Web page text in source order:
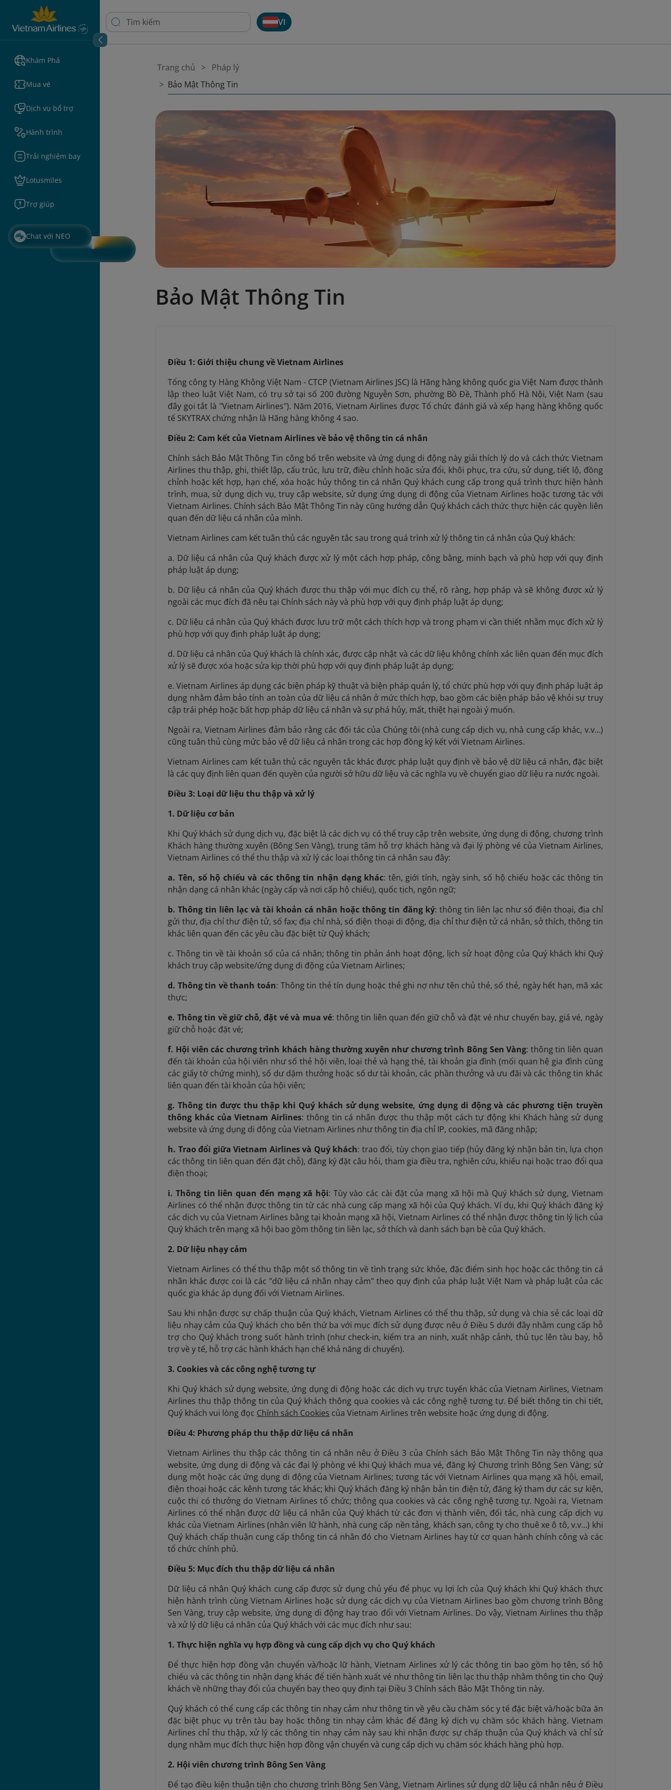
Khám Phá
Mua vé
Dịch vụ bổ trợ
Hành trình
Trải nghiệm bay
Lotusmiles
Trợ giúp
Chat với NEO
VI
Trang chủ
Pháp lý
Bảo Mật Thông Tin
Bảo Mật Thông Tin
Điều 1: Giới thiệu chung về Vietnam Airlines
Tổng công ty Hàng Không Việt Nam - CTCP (Vietnam Airlines JSC) là Hãng hàng không quốc gia Việt Nam được thành
lập theo luật Việt Nam, có trụ sở tại số 200 đường Nguyễn Sơn, phường Bồ Đề, Thành phố Hà Nội, Việt Nam (sau
đây gọi tắt là "Vietnam Airlines"). Năm 2016, Vietnam Airlines được Tổ chức đánh giá và xếp hạng hàng không quốc
tế SKYTRAX chứng nhận là Hãng hàng không 4 sao.
Điều 2: Cam kết của Vietnam Airlines về bảo vệ thông tin cá nhân
Chính sách Bảo Mật Thông Tin công bố trên website và ứng dụng di động này giải thích lý do và cách thức Vietnam
Airlines thu thập, ghi, thiết lập, cấu trúc, lưu trữ, điều chỉnh hoặc sửa đổi, khôi phục, tra cứu, sử dụng, tiết lộ, đồng
chỉnh hoặc kết hợp, hạn chế, xóa hoặc hủy thông tin cá nhân Quý khách cung cấp trong quá trình thực hiện hành
trình, mua, sử dụng dịch vụ, truy cập website, sử dụng ứng dụng di động của Vietnam Airlines hoặc tương tác với
Vietnam Airlines. Chính sách Bảo Mật Thông Tin này cũng hướng dẫn Quý khách cách thức thực hiện các quyền liên
quan đến dữ liệu cá nhân của mình.
Vietnam Airlines cam kết tuân thủ các nguyên tắc sau trong quá trình xử lý thông tin cá nhân của Quý khách:
a. Dữ liệu cá nhân của Quý khách được xử lý một cách hợp pháp, công bằng, minh bạch và phù hợp với quy định
pháp luật áp dụng;
b. Dữ liệu cá nhân của Quý khách được thu thập với mục đích cụ thể, rõ ràng, hợp pháp và sẽ không được xử lý
ngoài các mục đích đã nêu tại Chính sách này và phù hợp với quy định pháp luật áp dụng;
c. Dữ liệu cá nhân của Quý khách được lưu trữ một cách thích hợp và trong phạm vi cần thiết nhằm mục đích xử lý
phù hợp với quy định pháp luật áp dụng;
d. Dữ liệu cá nhân của Quý khách là chính xác, được cập nhật và các dữ liệu không chính xác liên quan đến mục đích
xử lý sẽ được xóa hoặc sửa kịp thời phù hợp với quy định pháp luật áp dụng;
e. Vietnam Airlines áp dụng các biện pháp kỹ thuật và biện pháp quản lý, tổ chức phù hợp với quy định pháp luật áp
dụng nhằm đảm bảo tính an toàn của dữ liệu cá nhân ở mức thích hợp, bao gồm các biện pháp bảo vệ khỏi sự truy
cập trái phép hoặc bất hợp pháp dữ liệu cá nhân và sự phá hủy, mất, thiệt hại ngoài ý muốn.
Ngoài ra, Vietnam Airlines đảm bảo rằng các đối tác của Chúng tôi (nhà cung cấp dịch vụ, nhà cung cấp khác, v.v…)
cũng tuân thủ cùng mức bảo vệ dữ liệu cá nhân trong các hợp đồng ký kết với Vietnam Airlines.
Vietnam Airlines cam kết tuân thủ các nguyên tắc khác được pháp luật quy định về bảo vệ dữ liệu cá nhân, đặc biệt
là các quy định liên quan đến quyền của người sở hữu dữ liệu và các nghĩa vụ về chuyển giao dữ liệu ra nước ngoài.
Điều 3: Loại dữ liệu thu thập và xử lý
1. Dữ liệu cơ bản
Khi Quý khách sử dụng dịch vụ, đặc biệt là các dịch vụ có thể truy cập trên website, ứng dụng di động, chương trình
Khách hàng thường xuyên (Bông Sen Vàng), trung tâm hỗ trợ khách hàng và đại lý phòng vé của Vietnam Airlines,
Vietnam Airlines có thể thu thập và xử lý các loại thông tin cá nhân sau đây:
a. Tên, số hộ chiếu và các thông tin nhận dạng khác: tên, giới tính, ngày sinh, số hộ chiếu hoặc các thông tin
nhận dạng cá nhân khác (ngày cấp và nơi cấp hộ chiếu), quốc tịch, ngôn ngữ;
b. Thông tin liên lạc và tài khoản cá nhân hoặc thông tin đăng ký: thông tin liên lạc như số điện thoại, địa chỉ
gửi thư, địa chỉ thư điện tử, số fax; địa chỉ nhà, số điện thoại di động, địa chỉ thư điện tử cá nhân, sở thích, thông tin
khác liên quan đến các yêu cầu đặc biệt từ Quý khách;
c. Thông tin về tài khoản số của cá nhân; thông tin phản ánh hoạt động, lịch sử hoạt động của Quý khách khi Quý
khách truy cập website/ứng dụng di động của Vietnam Airlines;
d. Thông tin về thanh toán: Thông tin thẻ tín dụng hoặc thẻ ghi nợ như tên chủ thẻ, số thẻ, ngày hết hạn, mã xác
thực;
e. Thông tin về giữ chỗ, đặt vé và mua vé: thông tin liên quan đến giữ chỗ và đặt vé như chuyến bay, giá vé, ngày
giữ chỗ hoặc đặt vé;
f. Hội viên các chương trình khách hàng thường xuyên như chương trình Bông Sen Vàng: thông tin liên quan
đến tài khoản của hội viên như số thẻ hội viên, loại thẻ và hạng thẻ, tài khoản gia đình (mối quan hệ gia đình cùng
các giấy tờ chứng minh), số dư dặm thưởng hoặc số dư tài khoản, các phần thưởng và ưu đãi và các thông tin khác
liên quan đến tài khoản của hội viên;
g. Thông tin được thu thập khi Quý khách sử dụng website, ứng dụng di động và các phương tiện truyền
thông khác của Vietnam Airlines: thông tin cá nhân được thu thập một cách tự động khi Khách hàng sử dụng
website và ứng dụng di động của Vietnam Airlines như thông tin địa chỉ IP, cookies, mã đăng nhập;
h. Trao đổi giữa Vietnam Airlines và Quý khách: trao đổi, tùy chọn giao tiếp (hủy đăng ký nhận bản tin, lựa chọn
các thông tin liên quan đến đặt chỗ), đăng ký đặt câu hỏi, tham gia điều tra, nghiên cứu, khiếu nại hoặc trao đổi qua
điện thoại;
i. Thông tin liên quan đến mạng xã hội: Tùy vào các cài đặt của mạng xã hội mà Quý khách sử dụng, Vietnam
Airlines có thể nhận được thông tin từ các nhà cung cấp mạng xã hội của Quý khách. Ví dụ, khi Quý khách đăng ký
các dịch vụ của Vietnam Airlines bằng tại khoản mạng xã hội, Vietnam Airlines có thể nhận được thông tin lý lịch của
Quý khách trên mạng xã hội bao gồm thông tin liên lạc, sở thích và danh sách bạn bè của Quý khách.
2. Dữ liệu nhạy cảm
Vietnam Airlines có thể thu thập một số thông tin về tình trạng sức khỏe, đặc điểm sinh học hoặc các thông tin cá
nhân khác được coi là các "dữ liệu cá nhân nhạy cảm" theo quy định của pháp luật Việt Nam và pháp luật của các
quốc gia khác áp dụng đối với Vietnam Airlines.
Sau khi nhận được sự chấp thuận của Quý khách, Vietnam Airlines có thể thu thập, sử dụng và chia sẻ các loại dữ
liệu nhạy cảm của Quý khách cho bên thứ ba với mục đích sử dụng được nêu ở Điều 5 dưới đây nhằm cung cấp hỗ
trợ cho Quý khách trong suốt hành trình (như check-in, kiểm tra an ninh, xuất nhập cảnh, thủ tục lên tàu bay, hỗ
trợ về y tế, hỗ trợ các hành khách hạn chế khả năng di chuyển).
3. Cookies và các công nghệ tương tự
Khi Quý khách sử dụng website, ứng dụng di động hoặc các dịch vụ trực tuyến khác của Vietnam Airlines, Vietnam
Airlines thu thập thông tin của Quý khách thông qua cookies và các công nghệ tương tự. Để biết thông tin chi tiết,
Quý khách vui lòng đọc Chính sách Cookies của Vietnam Airlines trên website hoặc ứng dụng di động.
Điều 4: Phương pháp thu thập dữ liệu cá nhân
Vietnam Airlines thu thập các thông tin cá nhân nêu ở Điều 3 của Chính sách Bảo Mật Thông Tin này thông qua
website, ứng dụng di động và các đại lý phòng vé khi Quý khách mua vé, đăng ký Chương trình Bông Sen Vàng; sử
dụng một hoặc các ứng dụng di động của Vietnam Airlines; tương tác với Vietnam Airlines qua mạng xã hội, email,
điện thoại hoặc các kênh tương tác khác; khi Quý khách đăng ký nhận bản tin điện tử, đăng ký tham dự các sự kiện,
cuộc thi có thưởng do Vietnam Airlines tổ chức; thông qua cookies và các công nghệ tương tự. Ngoài ra, Vietnam
Airlines có thể nhận được dữ liệu cá nhân của Quý khách từ các đơn vị thành viên, đối tác, nhà cung cấp dịch vụ
khác của Vietnam Airlines (nhân viên lữ hành, nhà cung cấp nền tảng, khách sạn, công ty cho thuê xe ô tô, v.v…) khi
Quý khách chấp thuận cung cấp thông tin cá nhân đó cho Vietnam Airlines hay từ cơ quan hành chính công và các
tổ chức chính phủ.
Điều 5: Mục đích thu thập dữ liệu cá nhân
Dữ liệu cá nhân Quý khách cung cấp được sử dụng chủ yếu để phục vụ lợi ích của Quý khách khi Quý khách thực
hiện hành trình cùng Vietnam Airlines hoặc sử dụng các dịch vụ của Vietnam Airlines bao gồm chương trình Bông
Sen Vàng, truy cập website, ứng dụng di động hay trao đổi với Vietnam Airlines. Do vậy, Vietnam Airlines thu thập
và xử lý dữ liệu cá nhân của Quý khách với các mục đích như sau:
1. Thực hiện nghĩa vụ hợp đồng và cung cấp dịch vụ cho Quý khách
Để thực hiện hợp đồng vận chuyển và/hoặc lữ hành, Vietnam Airlines xử lý các thông tin bao gồm họ tên, số hộ
chiếu và các thông tin nhận dạng khác để tiến hành xuất vé như thông tin liên lạc thu thập nhằm thông tin cho Quý
khách về những thay đổi của chuyến bay theo quy định tại Điều 3 Chính sách Bảo Mật Thông tin này.
Quý khách có thể cung cấp các thông tin nhạy cảm như thông tin về yêu cầu chăm sóc y tế đặc biệt và/hoặc bữa ăn
đặc biệt phục vụ trên tàu bay hoặc thông tin nhạy cảm khác để đăng ký dịch vụ chăm sóc khách hàng. Vietnam
Airlines chỉ thu thập, xử lý các thông tin nhạy cảm này sau khi nhận được sự chấp thuận của Quý khách và chỉ sử
dụng nhằm mục đích thực hiện hợp đồng vận chuyển và cung cấp dịch vụ chăm sóc khách hàng phù hợp.
2. Hội viên chương trình Bông Sen Vàng
Để tạo điều kiện thuận tiện cho chương trình Bông Sen Vàng, Vietnam Airlines sử dụng dữ liệu cá nhân nêu ở Điều